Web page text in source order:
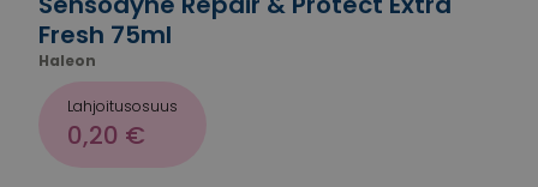
Fresh 75ml
Haleon
Lahjoitusosuus
0,20 €